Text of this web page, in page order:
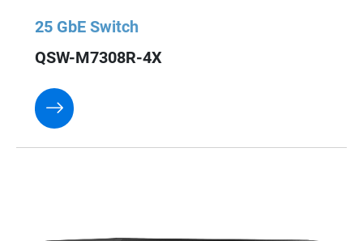
25 GbE Switch
QSW-M7308R-4X